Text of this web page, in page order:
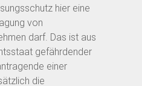
hier eine
von
darf. Das ist aus
gefährdender
einer
die